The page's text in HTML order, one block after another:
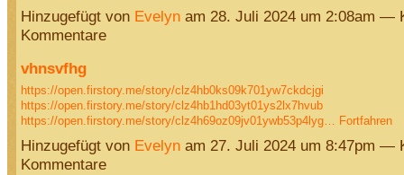
Hinzugefügt von Evelynam 28. Juli 2024 um 2:08am —
Kommentare
vhnsvfhg
https://open.firstory.me/story/clz4hb0ks09k701yw7ckdcjgi
https://open.firstory.me/story/clz4hb1hd03yt01ys2lx7hvub
https://open.firstory.me/story/clz4h69oz09jv01ywb53p4lyg… Fortfahren
Hinzugefügt von Evelynam 27. Juli 2024 um 8:47pm —
Kommentare